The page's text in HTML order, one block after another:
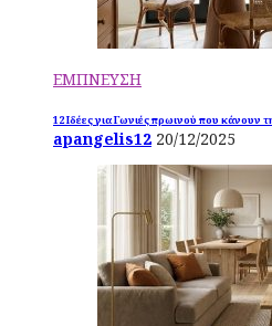
ΕΜΠΝΕΥΣΗ
12 Ιδέες για Γωνιές πρωινού που κάνουν
apangelis12 20/12/2025